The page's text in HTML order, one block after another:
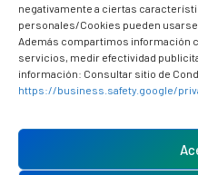
negativamente a ciertas
personales/Cookies pueden
Además compartimos información
servicios, medir efectividad
información: Consultar sitio de
https://business.safety.google/
Política de cookies